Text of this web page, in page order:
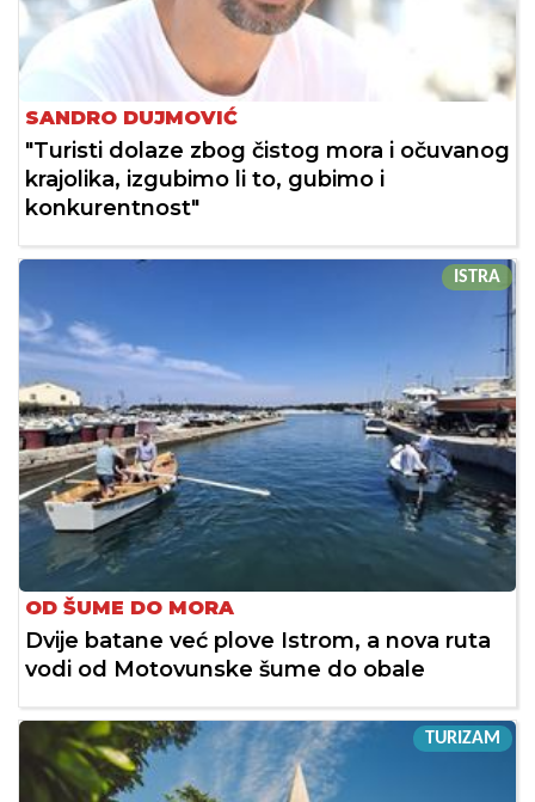
SANDRO DUJMOVIĆ
"Turisti dolaze zbog čistog mora i očuvanog
krajolika, izgubimo li to, gubimo i
konkurentnost"
ISTRA
OD ŠUME DO MORA
Dvije batane već plove Istrom, a nova ruta
vodi od Motovunske šume do obale
TURIZAM